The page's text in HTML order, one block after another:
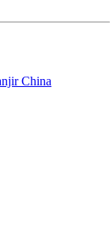
China